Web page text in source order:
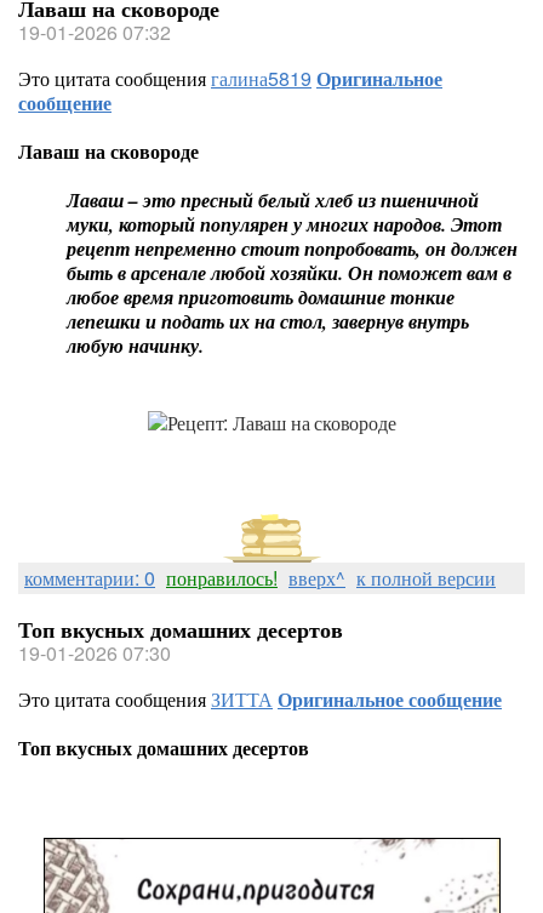
Лаваш на сковороде
19-01-2026 07:32
Это цитата сообщениягалина5819 Оригинальное
сообщение
Лаваш на сковороде
Лаваш – это пресный белый хлеб из пшеничной
муки, который популярен у многих народов. Этот
рецепт непременно стоит попробовать, он должен
быть в арсенале любой хозяйки. Он поможет вам в
любое время приготовить домашние тонкие
лепешки и подать их на стол, завернув внутрь
любую начинку.
комментарии: 0 понравилось! вверх^ к полной версии
Топ вкусных домашних десертов
19-01-2026 07:30
Это цитата сообщенияЗИТТАОригинальное сообщение
Топ вкусных домашних десертов